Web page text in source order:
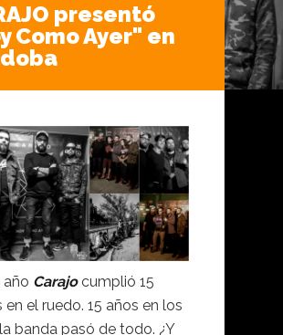
presentó
Como Ayer" en
año Carajocumplió 15
en el ruedo. 15 años en los
banda pasó de todo. ¿Y